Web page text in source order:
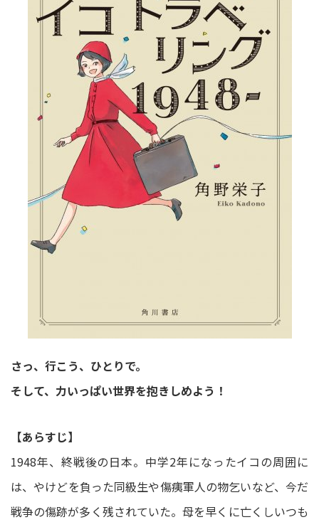
さっ、行こう、ひとりで。
そして、力いっぱい世界を抱きしめよう！
【あらすじ】
1948年、終戦後の日本。中学2年になったイコの周囲に
は、やけどを負った同級生や傷痍軍人の物乞いなど、今だ
戦争の傷跡が多く残されていた。母を早くに亡くしいつも